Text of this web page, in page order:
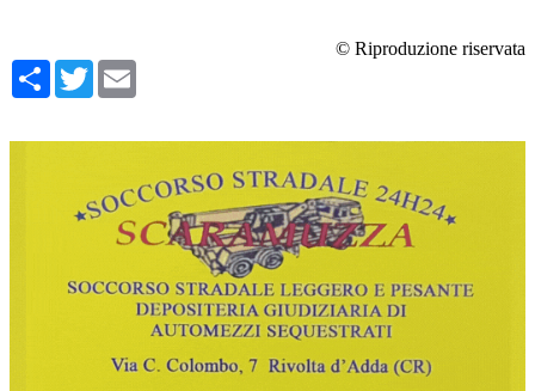
© Riproduzione riservata
Condividi
Twitter